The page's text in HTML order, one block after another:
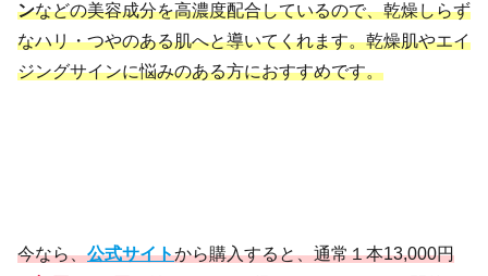
ンなどの美容成分を高濃度配合しているので、乾燥しらず
なハリ・つやのある肌へと導いてくれます。乾燥肌やエイ
ジングサインに悩みのある方におすすめです。
今なら、公式サイトから購入すると、通常１本13,000円